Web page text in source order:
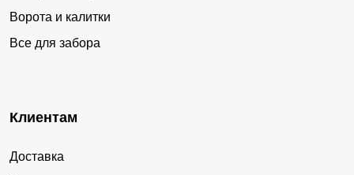
Ворота и калитки
Все для забора
Клиентам
Доставка